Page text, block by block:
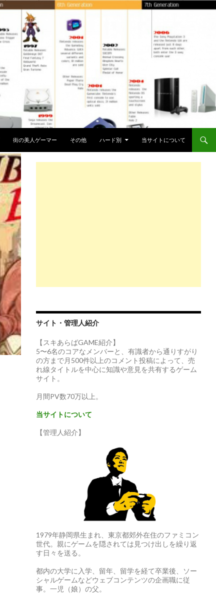
街の美人ゲーマー その他 ハード別 当サイトについて
サイト・管理人紹介
【スキあらばGAME紹介】
5〜6名のコアなメンバーと、有識者から通りすがり
の方まで月500件以上のコメント投稿によって、売
れ線タイトルを中心に知識や意見を共有するゲーム
サイト。
月間PV数70万以上。
当サイトについて
【管理人紹介】
1979年静岡県生まれ、東京都郊外在住のファミコン
世代。親にゲームを隠されては見つけ出しを繰り返
す日々を送る。
都内の大学に入学、留年、留学を経て卒業後、ソー
シャルゲームなどウェブコンテンツの企画職に従
事。一児（娘）の父。